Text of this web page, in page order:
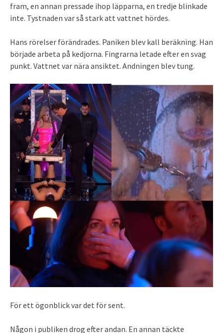
fram, en annan pressade ihop läpparna, en tredje blinkade
inte. Tystnaden var så stark att vattnet hördes.
Hans rörelser förändrades. Paniken blev kall beräkning. Han
började arbeta på kedjorna. Fingrarna letade efter en svag
punkt. Vattnet var nära ansiktet. Andningen blev tung.
För ett ögonblick var det för sent.
Någon i publiken drog efter andan. En annan täckte